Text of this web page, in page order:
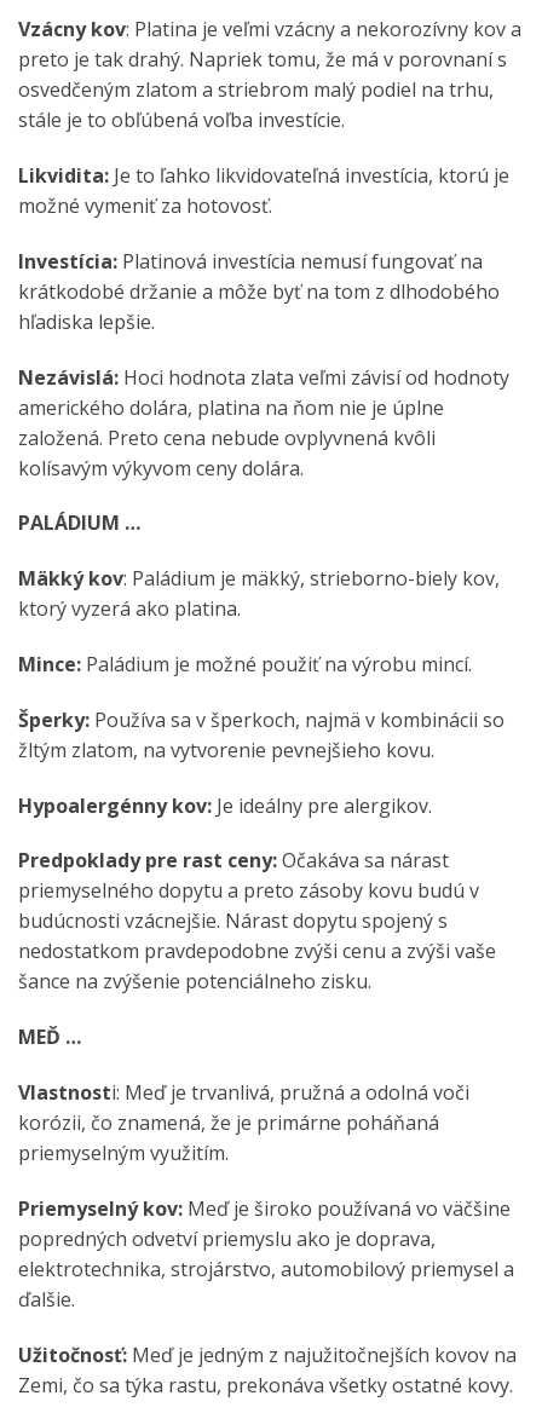
Vzácny kov: Platina je veľmi vzácny a nekorozívny kov a
preto je tak drahý. Napriek tomu, že má v porovnaní s
osvedčeným zlatom a striebrom malý podiel na trhu,
stále je to obľúbená voľba investície.
Likvidita: Je to ľahko likvidovateľná investícia, ktorú je
možné vymeniť za hotovosť.
Investícia: Platinová investícia nemusí fungovať na
krátkodobé držanie a môže byť na tom z dlhodobého
hľadiska lepšie.
Nezávislá: Hoci hodnota zlata veľmi závisí od hodnoty
amerického dolára, platina na ňom nie je úplne
založená. Preto cena nebude ovplyvnená kvôli
kolísavým výkyvom ceny dolára.
PALÁDIUM …
Mäkký kov: Paládium je mäkký, strieborno-biely kov,
ktorý vyzerá ako platina.
Mince: Paládium je možné použiť na výrobu mincí.
Šperky: Používa sa v šperkoch, najmä v kombinácii so
žltým zlatom, na vytvorenie pevnejšieho kovu.
Hypoalergénny kov: Je ideálny pre alergikov.
Predpoklady pre rast ceny:Očakáva sa nárast
priemyselného dopytu a preto zásoby kovu budú v
budúcnosti vzácnejšie. Nárast dopytu spojený s
nedostatkom pravdepodobne zvýši cenu a zvýši vaše
šance na zvýšenie potenciálneho zisku.
MEĎ …
Vlastnosti: Meď je trvanlivá, pružná a odolná voči
korózii, čo znamená, že je primárne poháňaná
priemyselným využitím.
Priemyselný kov: Meď je široko používaná vo väčšine
popredných odvetví priemyslu ako je doprava,
elektrotechnika, strojárstvo, automobilový priemysel a
ďalšie.
Užitočnosť: Meď je jedným z najužitočnejších kovov na
Zemi, čo sa týka rastu, prekonáva všetky ostatné kovy.